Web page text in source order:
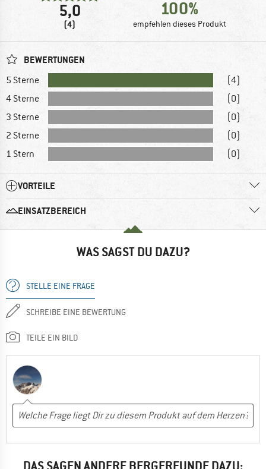
5,0
(4)
100%
empfehlen dieses Produkt
BEWERTUNGEN
5 Sterne
(4)
4 Sterne
(0)
3 Sterne
(0)
2 Sterne
(0)
1 Stern
(0)
VORTEILE
EINSATZBEREICH
WAS SAGST DU DAZU?
STELLE EINE FRAGE
SCHREIBE EINE BEWERTUNG
TEILE EIN BILD
DAS SAGEN ANDERE BERGFREUNDE DAZU: